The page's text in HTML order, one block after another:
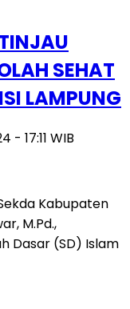
SEHAT
LAMPUNG
- 17:11 WIB
Kabupaten
M.Pd.,
Dasar (SD) Islam